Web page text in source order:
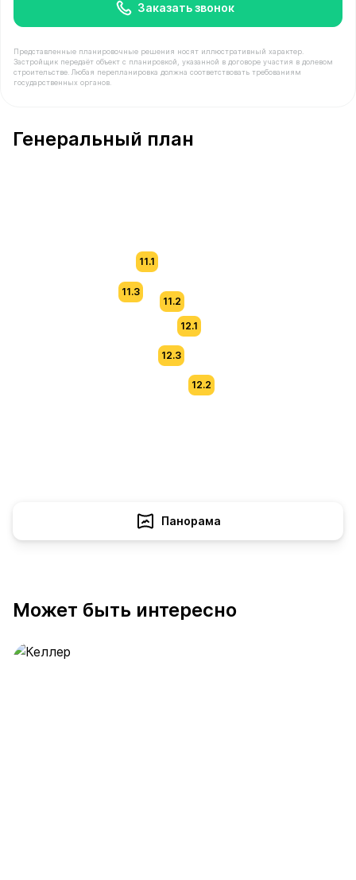
Заказать звонок
Представленные планировочные решения носят иллюстративный характер.
Застройщик передаёт объект с планировкой, указанной в договоре участия в долевом
строительстве. Любая перепланировка должна соответствовать требованиям
государственных органов.
Генеральный план
11.3
11.1
11.2
12.1
12.2
12.3
Панорама
Может быть интересно